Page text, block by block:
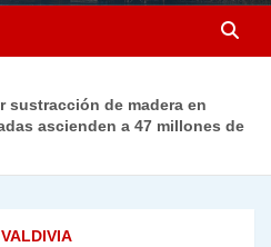
sustracción de madera en
ascienden a 47 millones de
VALDIVIA